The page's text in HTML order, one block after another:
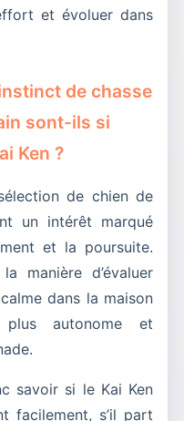
et évoluer dans
de chasse
sont-ils si
Ken ?
de chien de
un intérêt marqué
et la poursuite.
manière d’évaluer
dans la maison
autonome et
savoir si le Kai Ken
facilement, s’il part